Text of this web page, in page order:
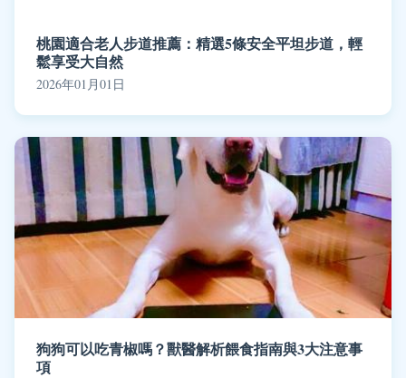
桃園適合老人步道推薦：精選5條安全平坦步道，輕
鬆享受大自然
2026年01月01日
狗狗可以吃青椒嗎？獸醫解析餵食指南與3大注意事
項